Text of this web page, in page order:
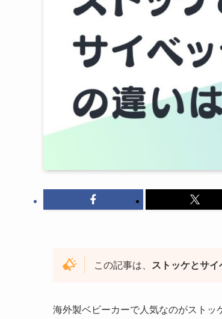
この記事は、 ストッケとサ
海外製ベビーカーで人気なのがストッ